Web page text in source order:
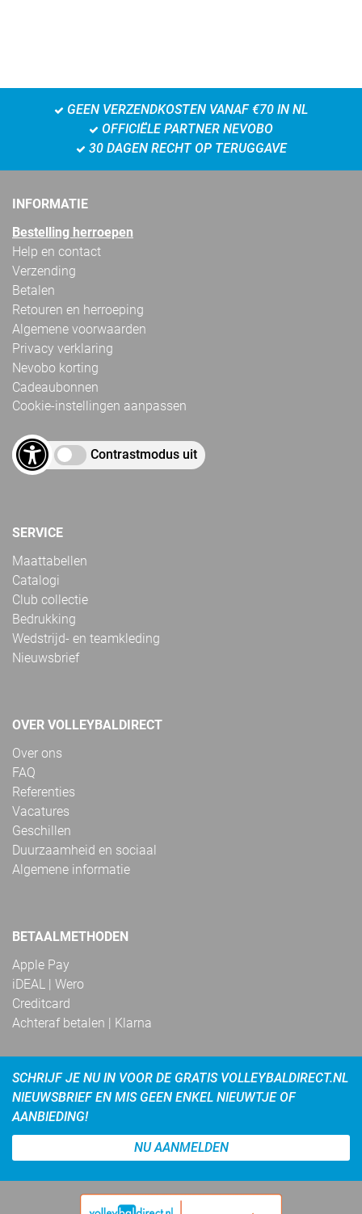
GEEN VERZENDKOSTEN VANAF €70 IN NL
OFFICIËLE PARTNER NEVOBO
30 DAGEN RECHT OP TERUGGAVE
INFORMATIE
Bestelling herroepen
Help en contact
Verzending
Betalen
Retouren en herroeping
Algemene voorwaarden
Privacy verklaring
Nevobo korting
Cadeaubonnen
Cookie-instellingen aanpassen
Contrastmodus uit
SERVICE
Maattabellen
Catalogi
Club collectie
Bedrukking
Wedstrijd- en teamkleding
Nieuwsbrief
OVER VOLLEYBALDIRECT
Over ons
FAQ
Referenties
Vacatures
Geschillen
Duurzaamheid en sociaal
Algemene informatie
BETAALMETHODEN
Apple Pay
iDEAL | Wero
Creditcard
Achteraf betalen | Klarna
SCHRIJF JE NU IN VOOR DE GRATIS VOLLEYBALDIRECT.NL
NIEUWSBRIEF EN MIS GEEN ENKEL NIEUWTJE OF
AANBIEDING!
NU AANMELDEN